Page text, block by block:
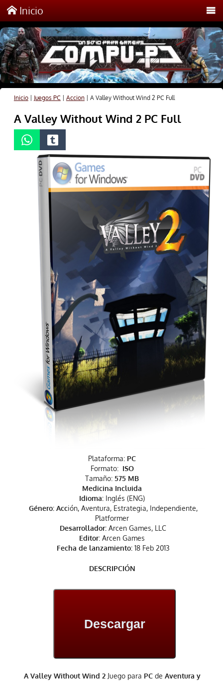
Inicio
Inicio| Juegos PC Accion| A Valley Without Wind 2 PC Full
A Valley Without Wind 2 PC Full
Plataforma: PC
Formato:ISO
Tamaño: 575 MB
Medicina Incluida
Idioma: Inglés (ENG)
Género: Acción, Aventura, Estrategia, Independiente,
Platformer
Desarrollador: Arcen Games, LLC
Editor: Arcen Games
Fecha de lanzamiento:18 Feb 2013
DESCRIPCIÓN
Descargar
A Valley Without Wind 2Juego para PCde Aventura y